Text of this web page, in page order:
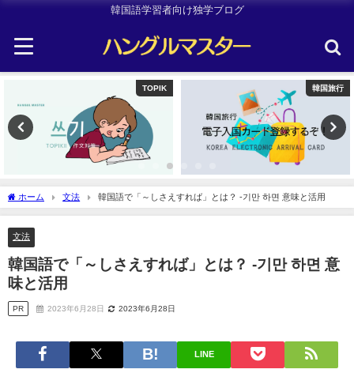
韓国語学習者向け独学ブログ
韓国旅行 Uncategorized
ホーム 文法 韓国語で「～しさえすれば」とは？ -기만 하면 意味と活用
文法
韓国語で「～しさえすれば」とは？ -기만 하면 意
味と活用
PR 2023年6月28日 2023年6月28日
LINE